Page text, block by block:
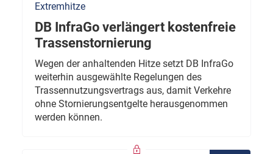
Extremhitze
DB InfraGo verlängert kostenfreie
Trassenstornierung
Wegen der anhaltenden Hitze setzt DB InfraGo
weiterhin ausgewählte Regelungen des
Trassennutzungsvertrags aus, damit Verkehre
ohne Stornierungsentgelte herausgenommen
werden können.